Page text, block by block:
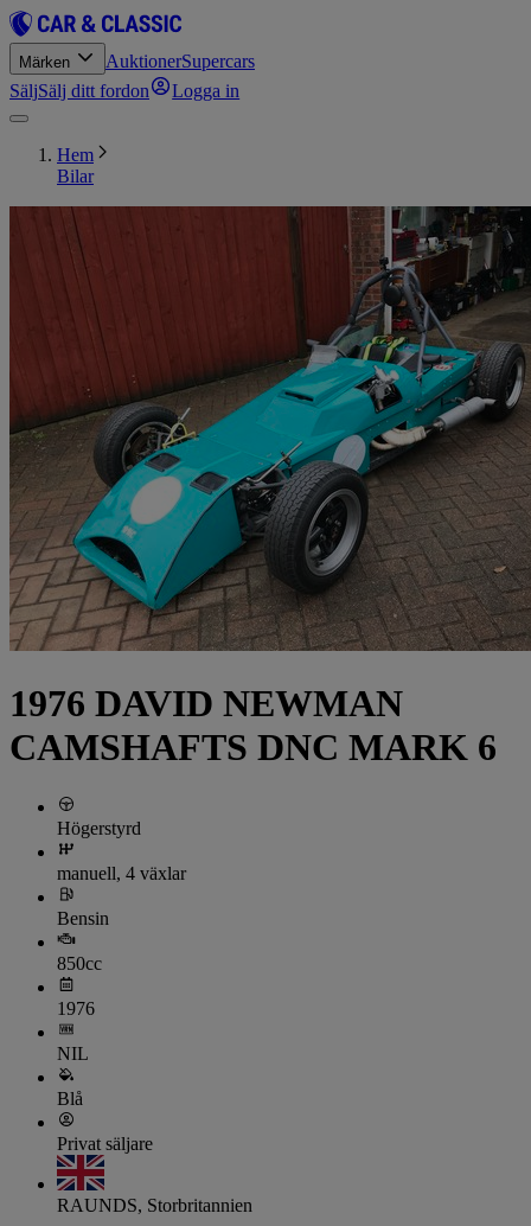
Märken AuktionerSupercars
SäljSälj ditt fordon Logga in
Hem
Bilar
1976 DAVID NEWMAN
CAMSHAFTS DNC MARK 6
Högerstyrd
manuell, 4 växlar
Bensin
850cc
1976
NIL
Blå
Privat säljare
RAUNDS, Storbritannien